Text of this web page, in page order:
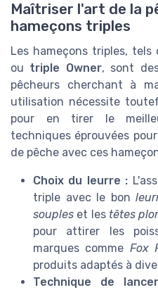
Maîtriser l'art de la
hameçons triples
Les hameçons triples, tels
ou triple Owner, sont
pêcheurs cherchant à
utilisation nécessite
pour en tirer le
techniques éprouvées
de pêche avec ces
Choix du leurre :
triple avec le bon
souples et les têtes
pour attirer les
marques comme Fox
produits adaptés à
Technique de